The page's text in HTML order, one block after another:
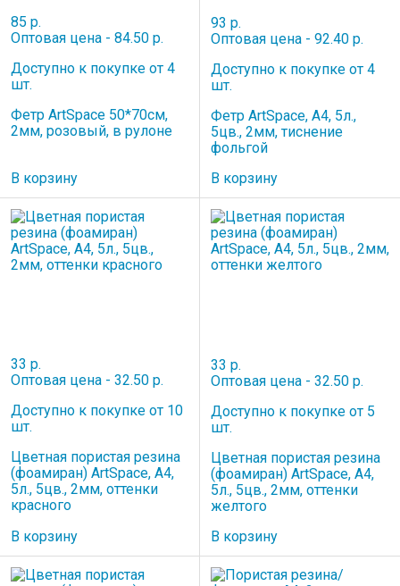
85 р.
Оптовая цена - 84.50 р.
Доступно к покупке от 4
шт.
Фетр ArtSpace 50*70см,
2мм, розовый, в рулоне
В корзину
93 р.
Оптовая цена - 92.40 р.
Доступно к покупке от 4
шт.
Фетр ArtSpace, А4, 5л.,
5цв., 2мм, тиснение
фольгой
В корзину
33 р.
Оптовая цена - 32.50 р.
Доступно к покупке от 10
шт.
Цветная пористая резина
(фоамиран) ArtSpace, А4,
5л., 5цв., 2мм, оттенки
красного
В корзину
33 р.
Оптовая цена - 32.50 р.
Доступно к покупке от 5
шт.
Цветная пористая резина
(фоамиран) ArtSpace, А4,
5л., 5цв., 2мм, оттенки
желтого
В корзину